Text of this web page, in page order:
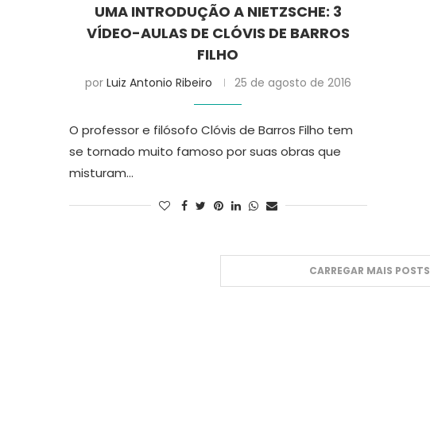
UMA INTRODUÇÃO A NIETZSCHE: 3
VÍDEO-AULAS DE CLÓVIS DE BARROS
FILHO
por Luiz Antonio Ribeiro 25 de agosto de 2016
O professor e filósofo Clóvis de Barros Filho tem
se tornado muito famoso por suas obras que
misturam…
CARREGAR MAIS POSTS